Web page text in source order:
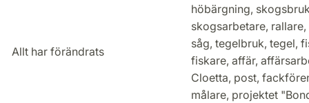
Allt har förändrats
höbärgning,
skogsarbetare,
såg, tegelbruk, tegel,
fiskare, affär,
Cloetta, post,
målare, projektet